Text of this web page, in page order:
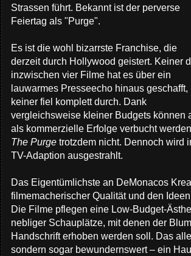
Strassen führt. Bekannt ist der perverse
Feiertag als "Purge".
Es ist die wohl bizarrste Franchise, die
derzeit durch Hollywood geistert. Keiner
inzwischen vier Filme hat es über ein
lauwarmes Presseecho hinaus geschafft,
keiner fiel komplett durch. Dank
vergleichsweise kleiner Budgets können
als kommerzielle Erfolge verbucht
The Purge trotzdem nicht. Dennoch wird
TV-Adaption ausgestrahlt.
Das Eigentümlichste an DeMonacos
filmemacherischer Qualität und den
Die Filme pflegen eine Low-Budget-
nebliger Schauplätze, mit denen der
Handschrift erhoben werden soll. Das
sondern sogar bewundernswert – ein